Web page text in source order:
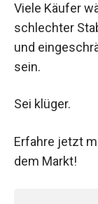
Viele Käufer
schlechter
und
sein.
Sei klüger.
Erfahre jetzt
dem Markt!